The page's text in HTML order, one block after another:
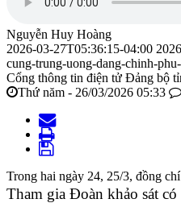
Nguyễn Huy Hoàng
2026-03-27T05:36:15-04:00
cung-trung-uong-dang-chinh-
Cổng thông tin điện tử Đảng bộ
Thứ năm - 26/03/2026 05:33
Trong hai ngày 24, 25/3, đồng
Tham gia Đoàn khảo sát